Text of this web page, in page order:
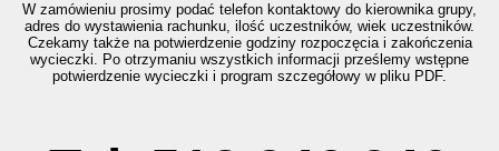
W zamówieniu prosimy podać telefon kontaktowy do kierownika grupy,
adres do wystawienia rachunku, ilość uczestników, wiek uczestników.
Czekamy także na potwierdzenie godziny rozpoczęcia i zakończenia
wycieczki. Po otrzymaniu wszystkich informacji prześlemy wstępne
potwierdzenie wycieczki i program szczegółowy w pliku PDF.